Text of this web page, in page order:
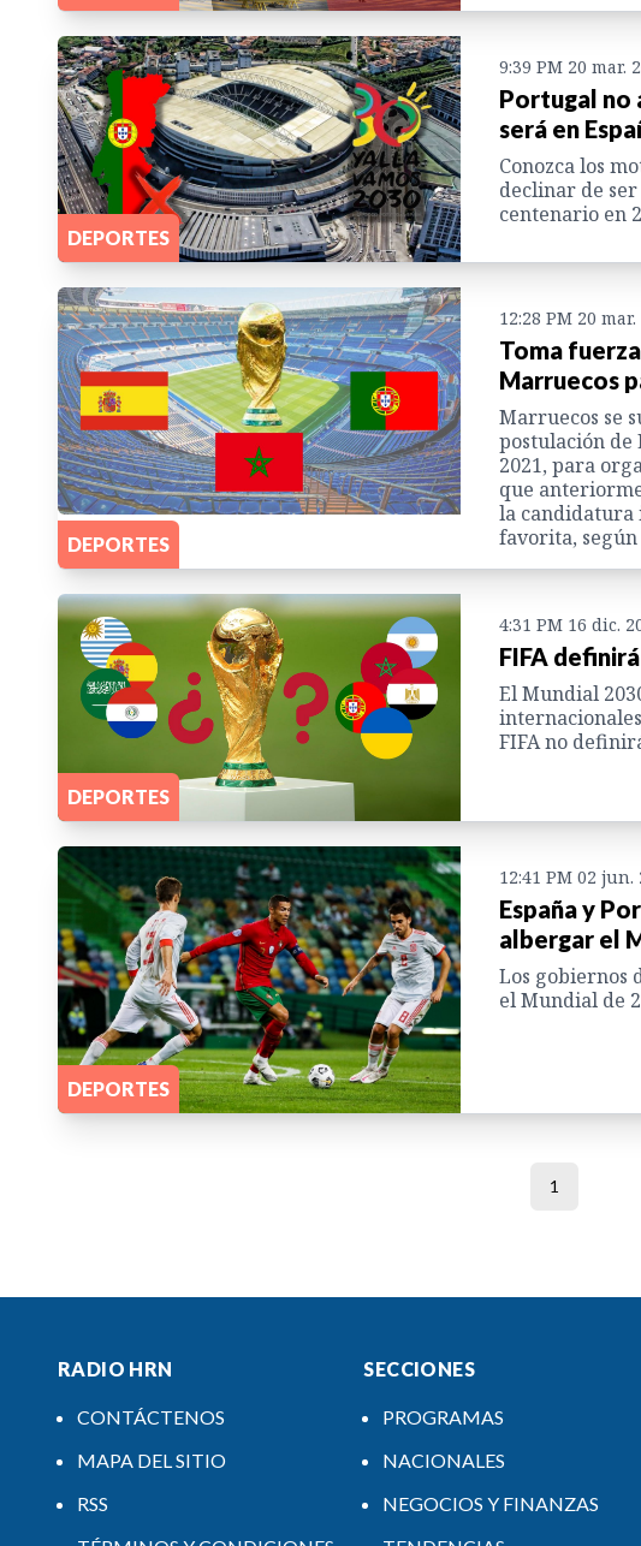
DEPORTES
9:39 PM 20 mar.
Portugal no
será en
Conozca los
declinar de
centenario en
DEPORTES
12:28 PM 20 mar.
Toma
Marruecos
Marruecos se
postulación de
2021, para
que
la candidatura
favorita,
DEPORTES
4:31 PM 16 dic.
FIFA
El Mundial
FIFA no
DEPORTES
12:41 PM 02 jun.
España y
albergar el
Los gobiernos
el Mundial de
1
RADIO HRN
CONTÁCTENOS
MAPA DEL SITIO
RSS
SECCIONES
PROGRAMAS
NACIONALES
NEGOCIOS Y FINANZAS